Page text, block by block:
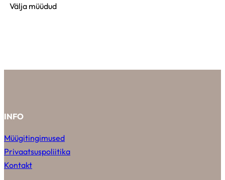
Välja müüdud
INFO
Müügitingimused
Privaatsuspoliitika
Kontakt